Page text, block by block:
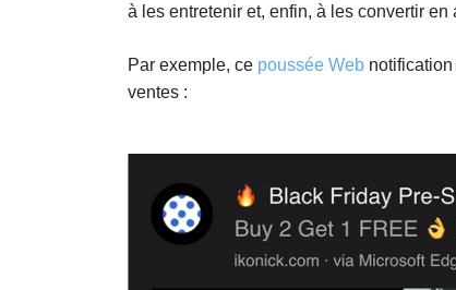
à les entretenir et, enfin, à les convertir en
Par exemple, ce poussée Web
ventes :